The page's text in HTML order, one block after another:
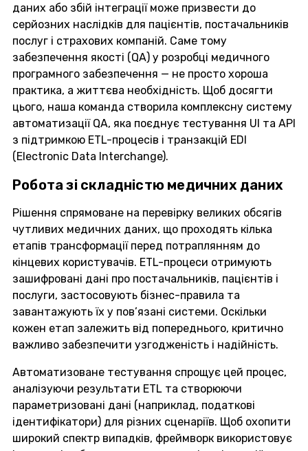
даних або збій інтеграції може призвести до
серйозних наслідків для пацієнтів, постачальників
послуг і страхових компаній. Саме тому
забезпечення якості (QA) у розробці медичного
програмного забезпечення — не просто хороша
практика, а життєва необхідність. Щоб досягти
цього, наша команда створила комплексну систему
автоматизації QA, яка поєднує тестування UI та API
з підтримкою ETL-процесів і транзакцій EDI
(Electronic Data Interchange).
Робота зі складністю медичних даних
Рішення спрямоване на перевірку великих обсягів
чутливих медичних даних, що проходять кілька
етапів трансформації перед потраплянням до
кінцевих користувачів. ETL-процеси отримують
зашифровані дані про постачальників, пацієнтів і
послуги, застосовують бізнес-правила та
завантажують їх у пов’язані системи. Оскільки
кожен етап залежить від попереднього, критично
важливо забезпечити узгодженість і надійність.
Автоматизоване тестування спрощує цей процес,
аналізуючи результати ETL та створюючи
параметризовані дані (наприклад, податкові
ідентифікатори) для різних сценаріїв. Щоб охопити
широкий спектр випадків, фреймворк використовує